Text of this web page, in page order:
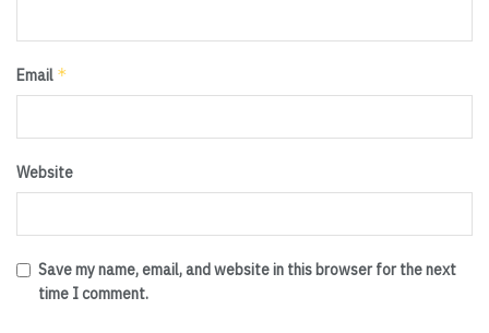
Email *
Website
Save my name, email, and website in this browser for the next
time I comment.